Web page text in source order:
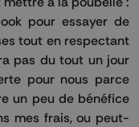
pour essayer de
tout en respectant
pas du tout un jour
pour nous parce
un peu de bénéfice
mes frais, ou peut-